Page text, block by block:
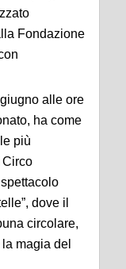
Fondazione
alle ore
ha come
più
Circo
dove il
circolare,
magia del